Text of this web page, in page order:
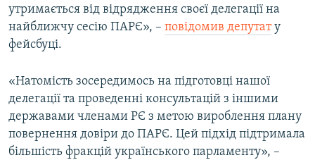
утримається від відрядження своєї делегації на
найближчу сесію ПАРЄ», – повідомив депутату
фейсбуці.
«Натомість зосередимось на підготовці нашої
делегації та проведенні консультацій з іншими
державами членами РЄ з метою вироблення плану
повернення довіри до ПАРЄ. Цей підхід підтримала
більшість фракцій українського парламенту», –